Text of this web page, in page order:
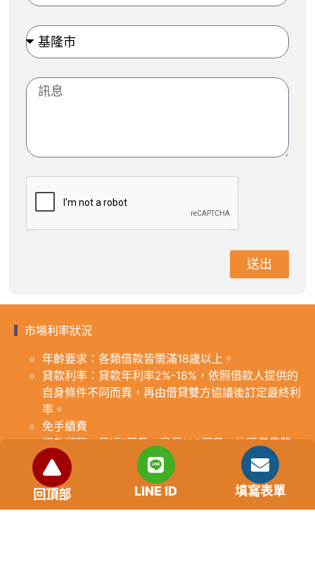
送出
市場利率狀況
年齡要求：各類借款皆需滿18歲以上。
貸款利率：貸款年利率2%-18%，依照借款人提供的
自身條件不同而異，再由借貸雙方協議後訂定最終利
率。
免手續費
還款期限：最短1個月，最長180個月，依照借貸雙
方協議而訂。
範例試算：小明急需現金10萬元，經多方比較利率
後選定金主，雙方簽定於36個月內須還清借款，年
利率12%計算，每月利息1000元，無須手續費。
回頂部 LINE ID 填寫表單